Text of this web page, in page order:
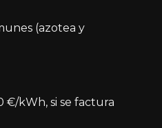
(azotea y
€/kWh, si se factura